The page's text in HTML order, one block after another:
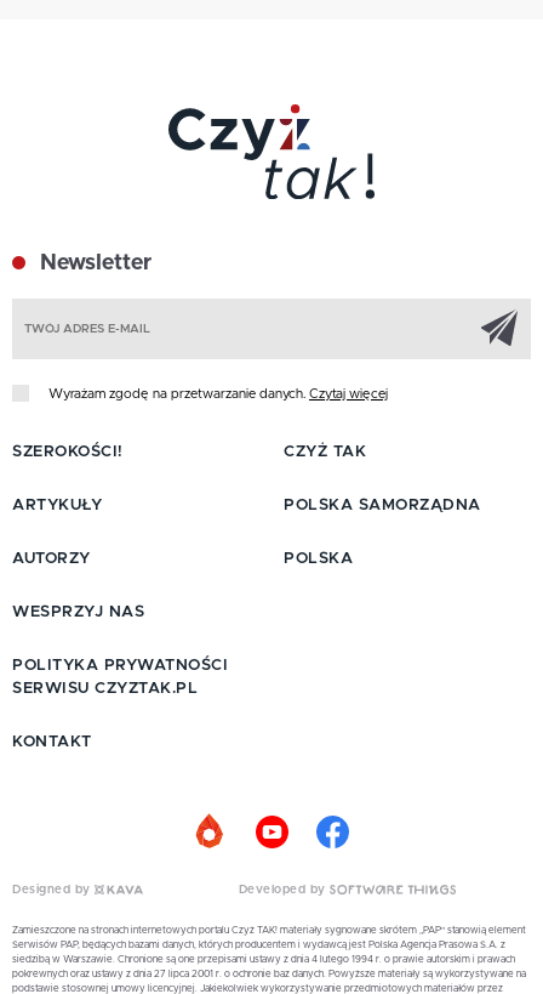
Newsletter
Wyrażam zgodę na przetwarzanie danych. Czytaj więcej
SZEROKOŚCI!
ARTYKUŁY
AUTORZY
CZYŻ TAK
POLSKA SAMORZĄDNA
POLSKA
WESPRZYJ NAS
POLITYKA PRYWATNOŚCI
SERWISU CZYZTAK.PL
KONTAKT
Designed by Developed by
Zamieszczone na stronach internetowych portalu Czyż TAK! materiały sygnowane skrótem „PAP” stanowią element
Serwisów PAP, będących bazami danych, których producentem i wydawcą jest Polska Agencja Prasowa S.A. z
siedzibą w Warszawie. Chronione są one przepisami ustawy z dnia 4 lutego 1994 r. o prawie autorskim i prawach
pokrewnych oraz ustawy z dnia 27 lipca 2001 r. o ochronie baz danych. Powyższe materiały są wykorzystywane na
podstawie stosownej umowy licencyjnej. Jakiekolwiek wykorzystywanie przedmiotowych materiałów przez